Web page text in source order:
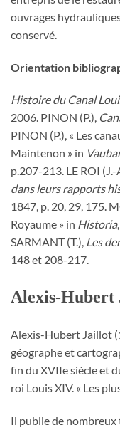
ouvrages
conservé.
Orientation
Histoire du Canal
2006. PINON (P.),
PINON (P.), « Les
Maintenon » in
p.207-213. LE ROI (J.-
dans leurs rapports
1847, p. 20, 29, 175.
Royaume » in Historia
SARMANT (T.), Les
148 et 208-217.
Alexis-Hubert
Alexis-Hubert Jaillot
géographe et
fin du XVIIe siècle et
roi Louis XIV. « Les
Il publie de